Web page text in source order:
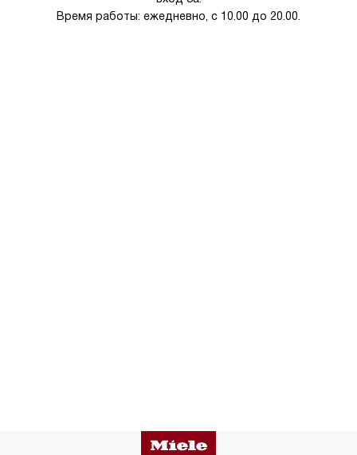
Время работы: ежедневно, с 10.00 до 20.00.